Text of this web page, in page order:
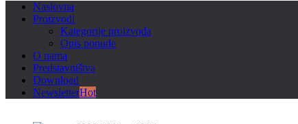
Naslovna
Proizvodi
Kategorije proizvoda
Opis ponude
O nama
Predstavništva
Download
NewsletterHot